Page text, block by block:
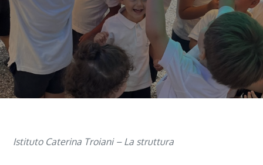
Istituto Caterina Troiani – La struttura